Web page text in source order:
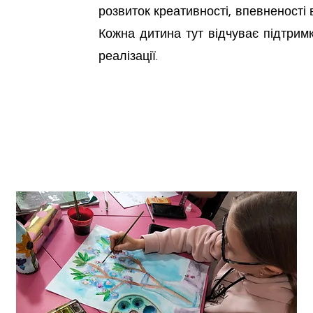
розвиток креативності,
Кожна дитина тут відчуває
реалізації.